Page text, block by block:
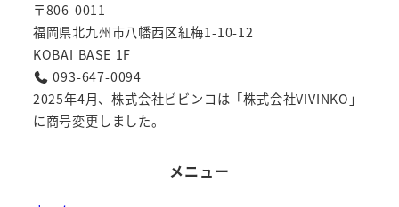
〒806-0011
福岡県北九州市八幡西区紅梅1-10-12
KOBAI BASE 1F
093-647-0094
2025年4月、株式会社ビビンコは「株式会社VIVINKO」
に商号変更しました。
メニュー